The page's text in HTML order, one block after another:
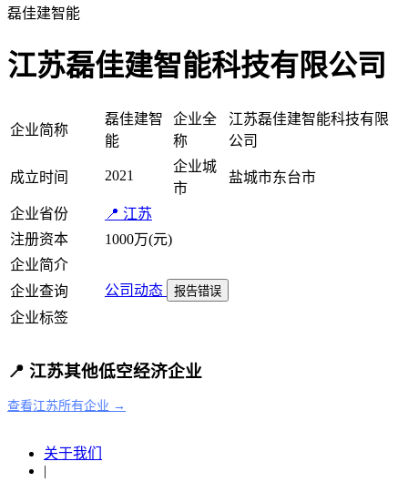
磊佳建智能
江苏磊佳建智能科技有限公司
企业简称
磊佳建智
能
企业全
称
江苏磊佳建智能科技有限
公司
成立时间 2021
企业城
市
盐城市东台市
企业省份
📍 江苏
注册资本
1000万(元)
企业简介
企业查询
公司动态 报告错误
企业标签
📍 江苏其他低空经济企业
查看江苏所有企业 →
关于我们
|